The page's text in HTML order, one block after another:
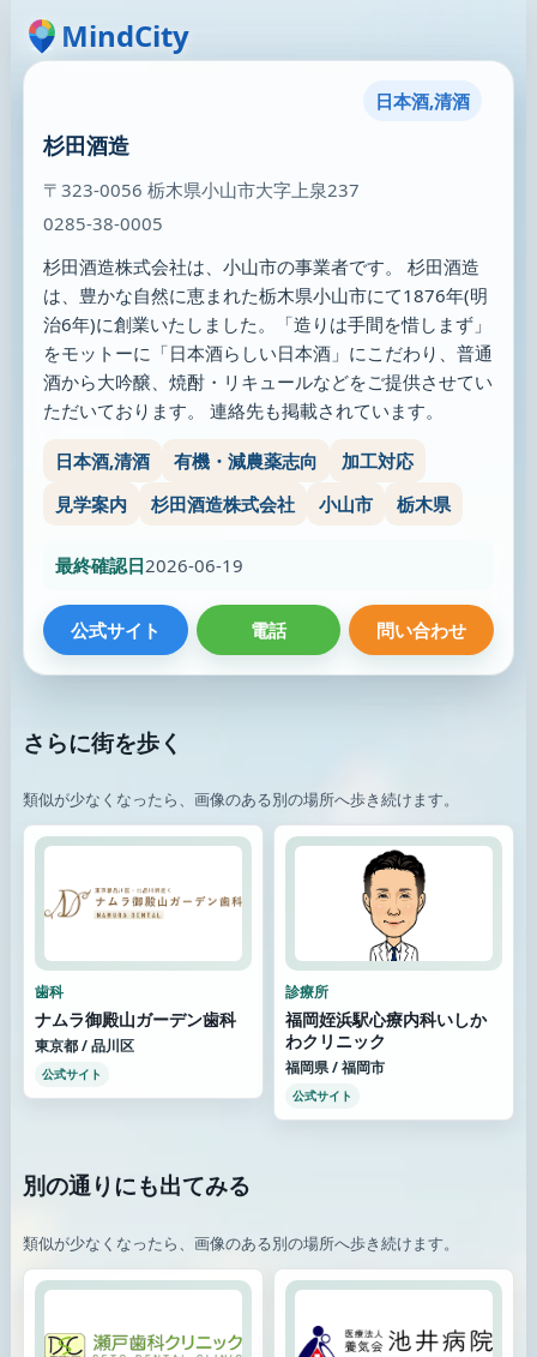
MindCity
日本酒,清酒
杉田酒造
〒323-0056 栃木県小山市大字上泉237
0285-38-0005
杉田酒造株式会社は、小山市の事業者です。 杉田酒造
は、豊かな自然に恵まれた栃木県小山市にて1876年(明
治6年)に創業いたしました。「造りは手間を惜しまず」
をモットーに「日本酒らしい日本酒」にこだわり、普通
酒から大吟醸、焼酎・リキュールなどをご提供させてい
ただいております。 連絡先も掲載されています。
公式サイト 電話 問い合わせ
日本酒,清酒 有機・減農薬志向
加工対応
見学案内
杉田酒造株式会社 小山市 栃木県
最終確認日2026-06-19
さらに街を歩く
類似が少なくなったら、画像のある別の場所へ歩き続けます。
歯科
ナムラ御殿山ガーデン歯科
東京都 / 品川区
公式サイト
診療所
福岡姪浜駅心療内科いしか
わクリニック
福岡県 / 福岡市
公式サイト
別の通りにも出てみる
類似が少なくなったら、画像のある別の場所へ歩き続けます。